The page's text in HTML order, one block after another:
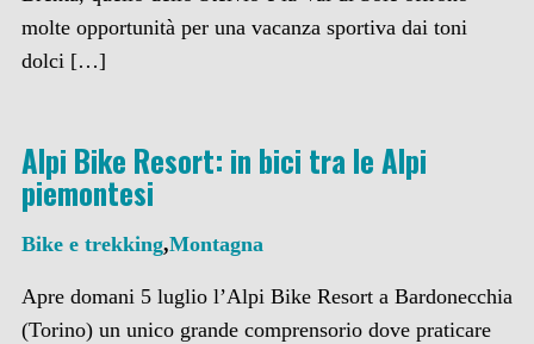
molte opportunità per una vacanza sportiva dai toni
dolci […]
Alpi Bike Resort: in bici tra le Alpi
piemontesi
Bike e trekking,Montagna
Apre domani 5 luglio l’Alpi Bike Resort a Bardonecchia
(Torino) un unico grande comprensorio dove praticare